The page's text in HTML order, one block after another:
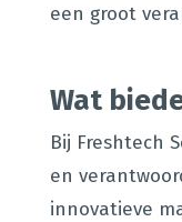
een groot
Wat
Bij Freshtech
en
innovatieve